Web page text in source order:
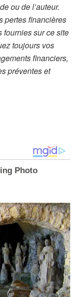
ou de l’auteur.
pertes financières
fournies sur ce site
toujours vos
financiers,
préventes et